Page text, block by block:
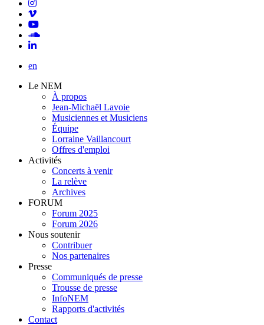
en
Le NEM
À propos
Jean-Michaël Lavoie
Musiciennes et Musiciens
Équipe
Lorraine Vaillancourt
Offres d'emploi
Activités
Concerts à venir
La relève
Archives
FORUM
Forum 2025
Forum 2026
Nous soutenir
Contribuer
Nos partenaires
Presse
Communiqués de presse
Trousse de presse
InfoNEM
Rapports d'activités
Contact